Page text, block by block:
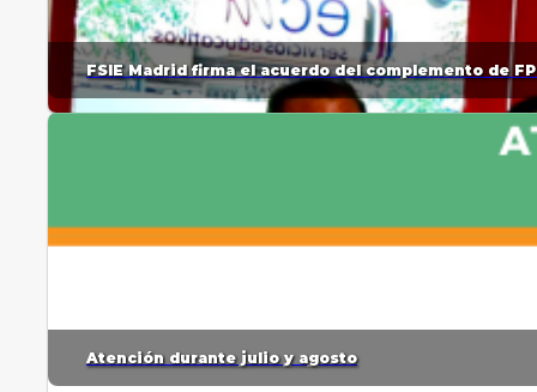
FSIE Madrid firma el acuerdo del complemento de
Atención durante julio y agosto